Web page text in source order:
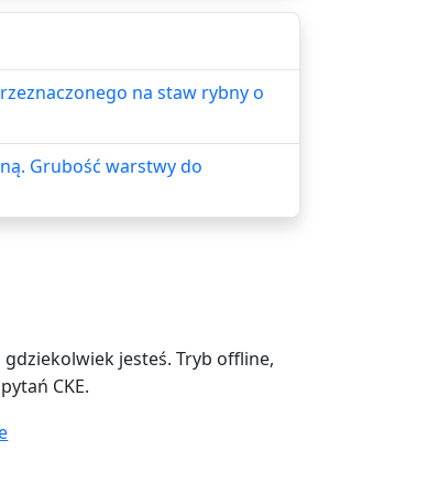
na staw rybny o
Grubość warstwy do
jesteś. Tryb offline,
CKE.